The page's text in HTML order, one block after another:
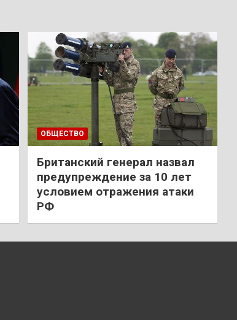
ОБЩЕСТВО
Британский генерал назвал
предупреждение за 10 лет
условием отражения атаки
РФ